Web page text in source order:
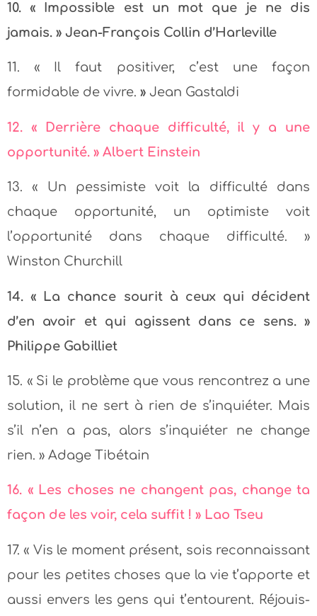
10. « Impossible est un mot que je ne dis
jamais. » Jean-François Collin d’Harleville
11. « Il faut positiver, c’est une façon
formidable de vivre. » Jean Gastaldi
12. « Derrière chaque difficulté, il y a une
opportunité. » Albert Einstein
13. « Un pessimiste voit la difficulté dans
chaque opportunité, un optimiste voit
l’opportunité dans chaque difficulté. »
Winston Churchill
14.« La chance sourit à ceux qui décident
d’en avoir et qui agissent dans ce sens. »
Philippe Gabilliet
15. « Si le problème que vous rencontrez a une
solution, il ne sert à rien de s’inquiéter. Mais
s’il n’en a pas, alors s’inquiéter ne change
rien. » Adage Tibétain
16. « Les choses ne changent pas, change ta
façon de les voir, cela suffit ! » Lao Tseu
17. « Vis le moment présent, sois reconnaissant
pour les petites choses que la vie t’apporte et
aussi envers les gens qui t’entourent. Réjouis-